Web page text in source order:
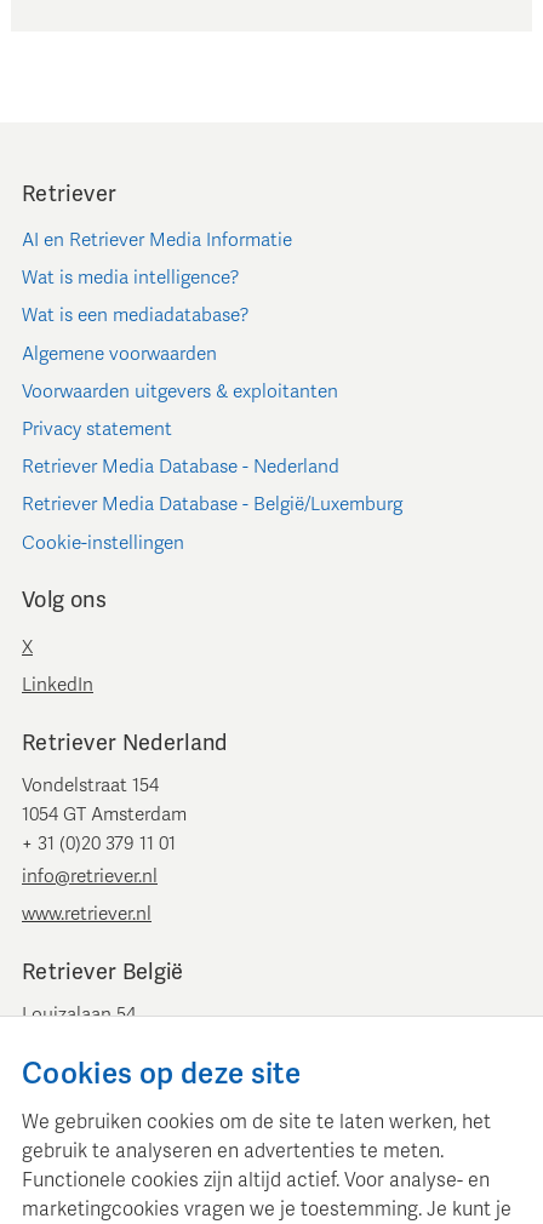
Retriever
AI en Retriever Media Informatie
Wat is media intelligence?
Wat is een mediadatabase?
Algemene voorwaarden
Voorwaarden uitgevers & exploitanten
Privacy statement
Retriever Media Database - Nederland
Retriever Media Database - België/Luxemburg
Cookie-instellingen
Volg ons
X
LinkedIn
Retriever Nederland
Vondelstraat 154
1054 GT Amsterdam
+ 31 (0)20 379 11 01
info@retriever.nl
www.retriever.nl
Retriever België
Louizalaan 54
+ 32 (0)2 893 00 52
www.retrievermedia.be
Cookies op deze site
We gebruiken cookies om de site te laten werken, het
gebruik te analyseren en advertenties te meten.
Functionele cookies zijn altijd actief. Voor analyse- en
marketingcookies vragen we je toestemming. Je kunt je